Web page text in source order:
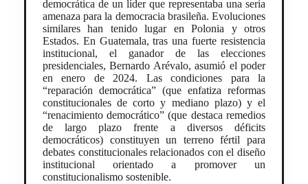
democrática de un líder que representaba una seria
amenaza para la democracia brasileña. Evoluciones
similares han tenido lugar en Polonia y otros
Estados. En Guatemala, tras una fuerte resistencia
institucional, el ganador de las elecciones
presidenciales, Bernardo Arévalo, asumió el poder
en enero de 2024. Las condiciones para la
“reparación democrática” (que enfatiza reformas
constitucionales de corto y mediano plazo) y el
“renacimiento democrático” (que destaca remedios
de largo plazo frente a diversos déficits
democráticos) constituyen un terreno fértil para
debates constitucionales relacionados con el diseño
institucional orientado a promover un
constitucionalismo sostenible.